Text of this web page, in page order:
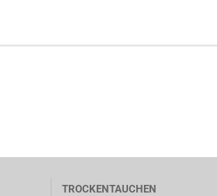
TROCKENTAUCHEN